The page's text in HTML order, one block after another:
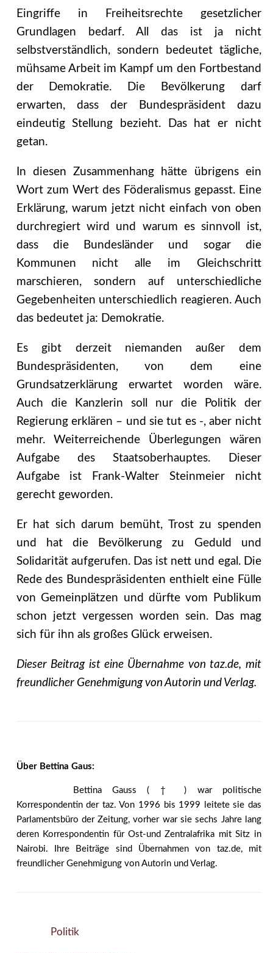
Eingriffe in Freiheitsrechte gesetzlicher
Grundlagen bedarf. All das ist ja nicht
selbstverständlich, sondern bedeutet tägliche,
mühsame Arbeit im Kampf um den Fortbestand
der Demokratie. Die Bevölkerung darf
erwarten, dass der Bundespräsident dazu
eindeutig Stellung bezieht. Das hat er nicht
getan.
In diesen Zusammenhang hätte übrigens ein
Wort zum Wert des Föderalismus gepasst. Eine
Erklärung, warum jetzt nicht einfach von oben
durchregiert wird und warum es sinnvoll ist,
dass die Bundesländer und sogar die
Kommunen nicht alle im Gleichschritt
marschieren, sondern auf unterschiedliche
Gegebenheiten unterschiedlich reagieren. Auch
das bedeutet ja: Demokratie.
Es gibt derzeit niemanden außer dem
Bundespräsidenten, von dem eine
Grundsatzerklärung erwartet worden wäre.
Auch die Kanzlerin soll nur die Politik der
Regierung erklären – und sie tut es -, aber nicht
mehr. Weiterreichende Überlegungen wären
Aufgabe des Staatsoberhauptes. Dieser
Aufgabe ist Frank-Walter Steinmeier nicht
gerecht geworden.
Er hat sich darum bemüht, Trost zu spenden
und hat die Bevölkerung zu Geduld und
Solidarität aufgerufen. Das ist nett und egal. Die
Rede des Bundespräsidenten enthielt eine Fülle
von Gemeinplätzen und dürfte vom Publikum
schon jetzt vergessen worden sein. Das mag
sich für ihn als großes Glück erweisen.
Dieser Beitrag ist eine Übernahme von taz.de, mit
freundlicher Genehmigung von Autorin und Verlag.
Über Bettina Gaus:
Bettina Gauss ( † ) war politische
Korrespondentin der taz. Von 1996 bis 1999 leitete sie das
Parlamentsbüro der Zeitung, vorher war sie sechs Jahre lang
deren Korrespondentin für Ost-und Zentralafrika mit Sitz in
Nairobi. Ihre Beiträge sind Übernahmen von taz.de, mit
freundlicher Genehmigung von Autorin und Verlag.
Politik